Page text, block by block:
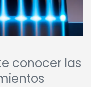
conocer las